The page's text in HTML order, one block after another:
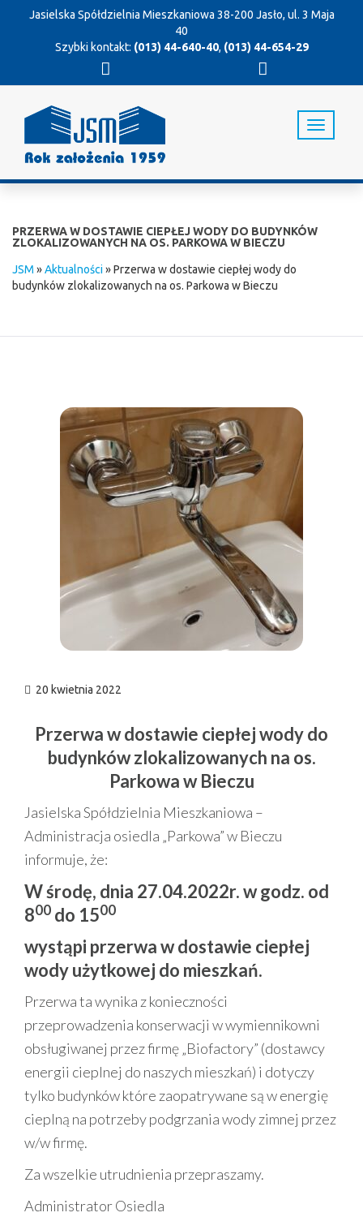
Jasielska Spółdzielnia Mieszkaniowa 38-200 Jasło, ul. 3 Maja
40
Szybki kontakt: (013) 44-640-40, (013) 44-654-29
T
o
i
PRZERWA W DOSTAWIE CIEPŁEJ WODY DO BUDYNKÓW
ZLOKALIZOWANYCH NA OS. PARKOWA W BIECZU
JSM »Aktualności»Przerwa w dostawie ciepłej wody do
budynków zlokalizowanych na os. Parkowa w Bieczu
20 kwietnia 2022
Przerwa w dostawie ciepłej wody do
budynków zlokalizowanych na os.
Parkowa w Bieczu
Jasielska Spółdzielnia Mieszkaniowa –
Administracja osiedla „Parkowa” w Bieczu
informuje, że:
W środę, dnia 27.04.2022r. w godz. od
800 do 1500
wystąpi przerwa w dostawie ciepłej
wody użytkowej do mieszkań.
Przerwa ta wynika z konieczności
przeprowadzenia konserwacji w wymiennikowni
obsługiwanej przez firmę „Biofactory” (dostawcy
energii cieplnej do naszych mieszkań) i dotyczy
tylko budynków które zaopatrywane są w energię
cieplną na potrzeby podgrzania wody zimnej przez
w/w firmę.
Za wszelkie utrudnienia przepraszamy.
Administrator Osiedla